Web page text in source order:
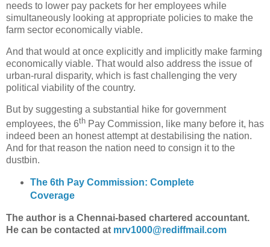
needs to lower pay packets for her employees while
simultaneously looking at appropriate policies to make the
farm sector economically viable.
And that would at once explicitly and implicitly make farming
economically viable. That would also address the issue of
urban-rural disparity, which is fast challenging the very
political viability of the country.
But by suggesting a substantial hike for government
employees, the 6th Pay Commission, like many before it, has
indeed been an honest attempt at destabilising the nation.
And for that reason the nation need to consign it to the
dustbin.
The 6th Pay Commission: Complete
Coverage
The author is a Chennai-based chartered accountant.
He can be contacted at mrv1000@rediffmail.com